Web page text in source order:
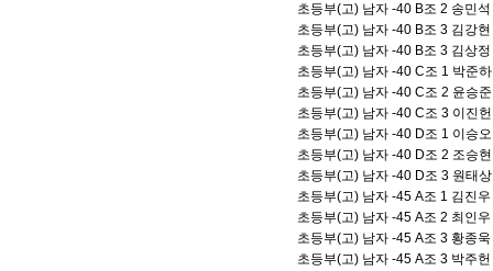
초등부(고) 남자 -40 B조 2 송민
초등부(고) 남자 -40 B조 3 김강
초등부(고) 남자 -40 B조 3 김상
초등부(고) 남자 -40 C조 1 박준
초등부(고) 남자 -40 C조 2 윤승
초등부(고) 남자 -40 C조 3 이진
초등부(고) 남자 -40 D조 1 이승
초등부(고) 남자 -40 D조 2 조승
초등부(고) 남자 -40 D조 3 원태
초등부(고) 남자 -45 A조 1 김진
초등부(고) 남자 -45 A조 2 최인
초등부(고) 남자 -45 A조 3 황종
초등부(고) 남자 -45 A조 3 박주